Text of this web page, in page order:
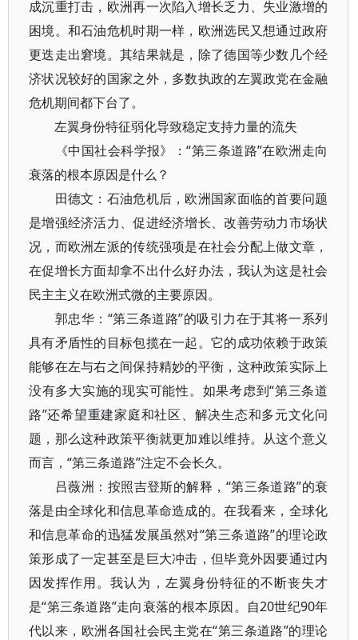
成沉重打击，欧洲再一次陷入增长乏力、失业激增的
困境。和石油危机时期一样，欧洲选民又想通过政府
更迭走出窘境。其结果就是，除了德国等少数几个经
济状况较好的国家之外，多数执政的左翼政党在金融
危机期间都下台了。
左翼身份特征弱化导致稳定支持力量的流失
《中国社会科学报》：“第三条道路”在欧洲走向
衰落的根本原因是什么？
田德文：石油危机后，欧洲国家面临的首要问题
是增强经济活力、促进经济增长、改善劳动力市场状
况，而欧洲左派的传统强项是在社会分配上做文章，
在促增长方面却拿不出什么好办法，我认为这是社会
民主主义在欧洲式微的主要原因。
郭忠华：“第三条道路”的吸引力在于其将一系列
具有矛盾性的目标包揽在一起。它的成功依赖于政策
能够在左与右之间保持精妙的平衡，这种政策实际上
没有多大实施的现实可能性。如果考虑到“第三条道
路”还希望重建家庭和社区、解决生态和多元文化问
题，那么这种政策平衡就更加难以维持。从这个意义
而言，“第三条道路”注定不会长久。
吕薇洲：按照吉登斯的解释，“第三条道路”的衰
落是由全球化和信息革命造成的。在我看来，全球化
和信息革命的迅猛发展虽然对“第三条道路”的理论政
策形成了一定甚至是巨大冲击，但毕竟外因要通过内
因发挥作用。我认为，左翼身份特征的不断丧失才
是“第三条道路”走向衰落的根本原因。自20世纪90年
代以来，欧洲各国社会民主党在“第三条道路”的理论